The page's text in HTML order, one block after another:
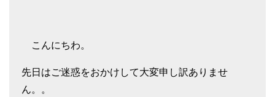
こんにちわ。
先日はご迷惑をおかけして大変申し訳ありませ
ん。。